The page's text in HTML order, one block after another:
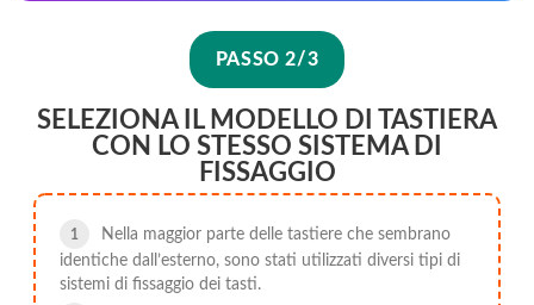
PASSO 2/3
SELEZIONA IL MODELLO DI TASTIERA
CON LO STESSO SISTEMA DI
FISSAGGIO
Nella maggior parte delle tastiere che sembrano
identiche dall’esterno, sono stati utilizzati diversi tipi di
sistemi di fissaggio dei tasti.